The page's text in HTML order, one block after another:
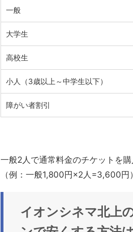
一般
大学生
高校生
小人（3歳以上～中学生以下）
障がい者割引
一般2人で通常料金のチケットを購
（例：一般1,800円×2人=3,600円）
イオンシネマ北上